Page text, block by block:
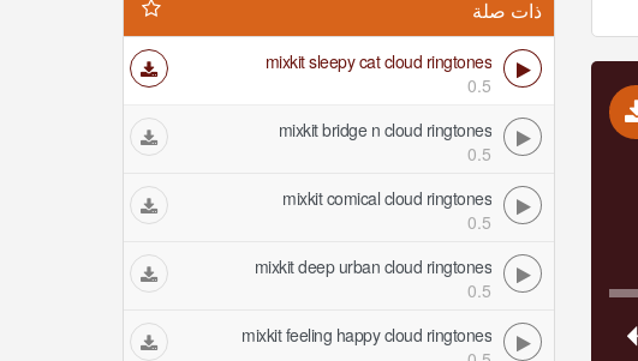
ذات صلة
mixkit sleepy cat cloud ringtones
0.5
mixkit bridge n cloud ringtones
0.5
mixkit comical cloud ringtones
0.5
mixkit deep urban cloud ringtones
0.5
mixkit feeling happy cloud ringtones